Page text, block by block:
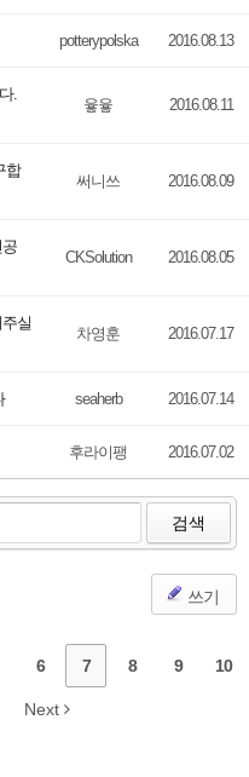
potterypolska 2016.08.13
.
윻윻 2016.08.11
합
써니쓰 2016.08.09
CKSolution 2016.08.05
실
차영훈 2016.07.17
seaherb 2016.07.14
후라이팽 2016.07.02
검색
쓰기
6 7 8 9 10
Next